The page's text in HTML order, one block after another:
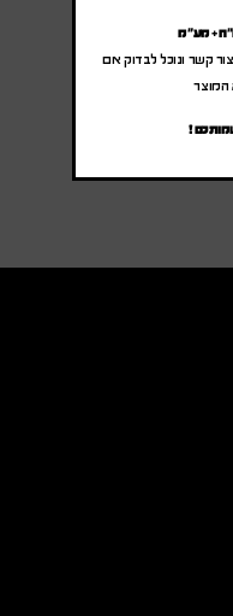
קשר ונוכל לבדוק אם
!